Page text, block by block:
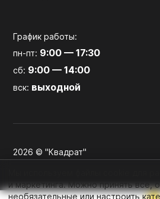
График работы:
пн-пт: 9:00 — 17:30
сб: 9:00 — 14:00
вск: выходной
2026 © "Квадрат"
и маркетинга. Можно принять все,
необязательные или настроить